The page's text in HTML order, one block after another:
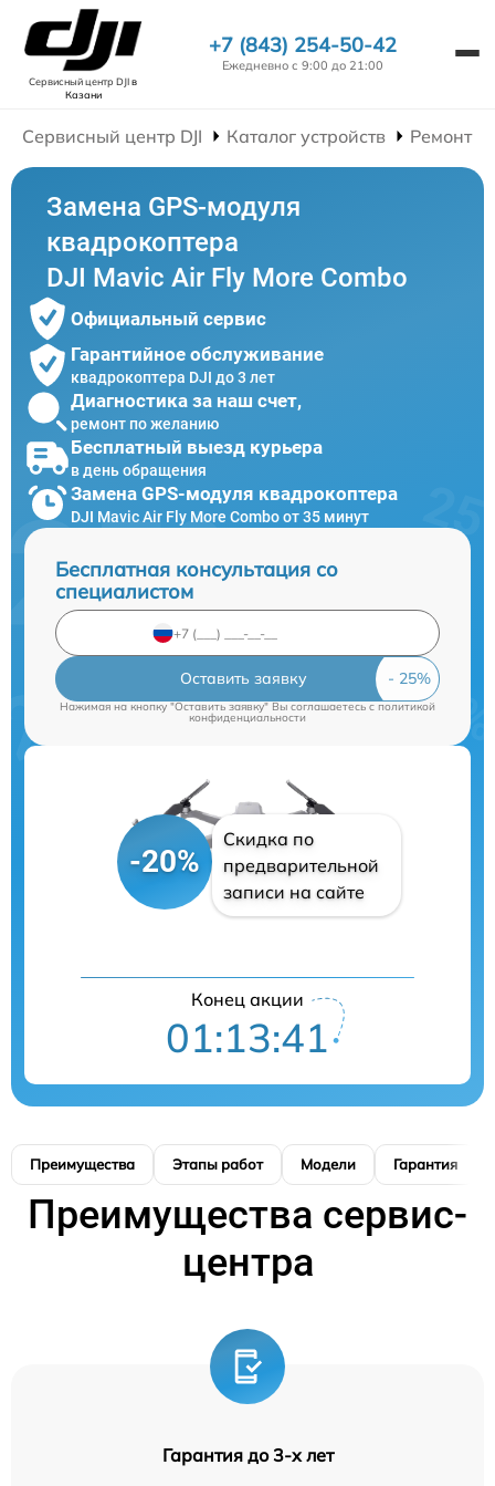
Сервисный центр DJIв
Казани
+7 (843) 254-50-42
Ежедневно с 9:00 до 21:00
Сервисный центр DJI Каталог устройств Ремонт
Замена GPS-модуля
квадрокоптера
DJI Mavic Air Fly More Combo
Официальный сервис
Гарантийное обслуживание
квадрокоптера DJI до 3 лет
Диагностика за наш счет,
ремонт по желанию
Бесплатный выезд курьера
в день обращения
Замена GPS-модуля квадрокоптера
DJI Mavic Air Fly More Combo от 35 минут
Бесплатная консультация со
специалистом
Оставить заявку
Нажимая на кнопку "Оставить заявку" Вы соглашаетесь cполитикой
конфиденциальности
-20%
Скидка по
предварительной
записи на сайте
Конец акции
01:13:40
Преимущества Этапы работ Модели Гарантия
Преимущества сервис-
центра
Гарантия до 3-х лет